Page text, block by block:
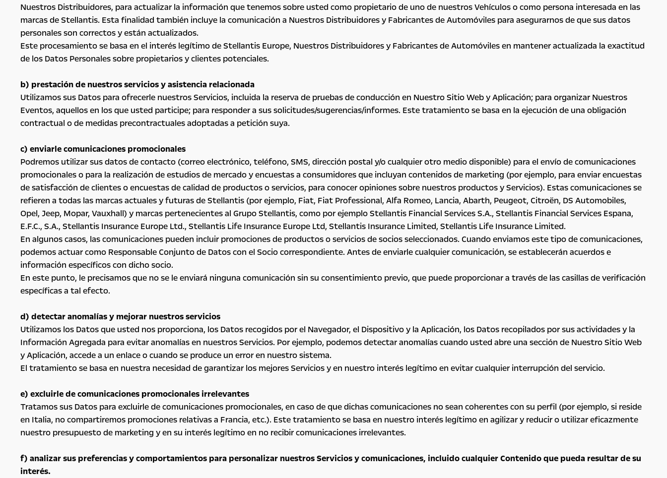
Nuestros Distribuidores, para actualizar la información que tenemos sobre usted como propietario de uno de nuestros Vehículos o como persona interesada en las
marcas de Stellantis. Esta finalidad también incluye la comunicación a Nuestros Distribuidores y Fabricantes de Automóviles para asegurarnos de que sus datos
personales son correctos y están actualizados.
Este procesamiento se basa en el interés legítimo de Stellantis Europe, Nuestros Distribuidores y Fabricantes de Automóviles en mantener actualizada la exactitud
de los Datos Personales sobre propietarios y clientes potenciales.
b) prestación de nuestros servicios y asistencia relacionada
Utilizamos sus Datos para ofrecerle nuestros Servicios, incluida la reserva de pruebas de conducción en Nuestro Sitio Web y Aplicación; para organizar Nuestros
Eventos, aquellos en los que usted participe; para responder a sus solicitudes/sugerencias/informes. Este tratamiento se basa en la ejecución de una obligación
contractual o de medidas precontractuales adoptadas a petición suya.
c) enviarle comunicaciones promocionales
Podremos utilizar sus datos de contacto (correo electrónico, teléfono, SMS, dirección postal y/o cualquier otro medio disponible) para el envío de comunicaciones
promocionales o para la realización de estudios de mercado y encuestas a consumidores que incluyan contenidos de marketing (por ejemplo, para enviar encuestas
de satisfacción de clientes o encuestas de calidad de productos o servicios, para conocer opiniones sobre nuestros productos y Servicios). Estas comunicaciones se
refieren a todas las marcas actuales y futuras de Stellantis (por ejemplo, Fiat, Fiat Professional, Alfa Romeo, Lancia, Abarth, Peugeot, Citroën, DS Automobiles,
Opel, Jeep, Mopar, Vauxhall) y marcas pertenecientes al Grupo Stellantis, como por ejemplo Stellantis Financial Services S.A., Stellantis Financial Services Espana,
E.F.C., S.A., Stellantis Insurance Europe Ltd., Stellantis Life Insurance Europe Ltd, Stellantis Insurance Limited, Stellantis Life Insurance Limited.
En algunos casos, las comunicaciones pueden incluir promociones de productos o servicios de socios seleccionados. Cuando enviamos este tipo de comunicaciones,
podemos actuar como Responsable Conjunto de Datos con el Socio correspondiente. Antes de enviarle cualquier comunicación, se establecerán acuerdos e
información específicos con dicho socio.
En este punto, le precisamos que no se le enviará ninguna comunicación sin su consentimiento previo, que puede proporcionar a través de las casillas de verificación
específicas a tal efecto.
d) detectar anomalías y mejorar nuestros servicios
Utilizamos los Datos que usted nos proporciona, los Datos recogidos por el Navegador, el Dispositivo y la Aplicación, los Datos recopilados por sus actividades y la
Información Agregada para evitar anomalías en nuestros Servicios. Por ejemplo, podemos detectar anomalías cuando usted abre una sección de Nuestro Sitio Web
y Aplicación, accede a un enlace o cuando se produce un error en nuestro sistema.
El tratamiento se basa en nuestra necesidad de garantizar los mejores Servicios y en nuestro interés legítimo en evitar cualquier interrupción del servicio.
e) excluirle de comunicaciones promocionales irrelevantes
Tratamos sus Datos para excluirle de comunicaciones promocionales, en caso de que dichas comunicaciones no sean coherentes con su perfil (por ejemplo, si reside
en Italia, no compartiremos promociones relativas a Francia, etc.). Este tratamiento se basa en nuestro interés legítimo en agilizar y reducir o utilizar eficazmente
nuestro presupuesto de marketing y en su interés legítimo en no recibir comunicaciones irrelevantes.
f) analizar sus preferencias y comportamientos para personalizar nuestros Servicios y comunicaciones, incluido cualquier Contenido que pueda resultar de su
interés.